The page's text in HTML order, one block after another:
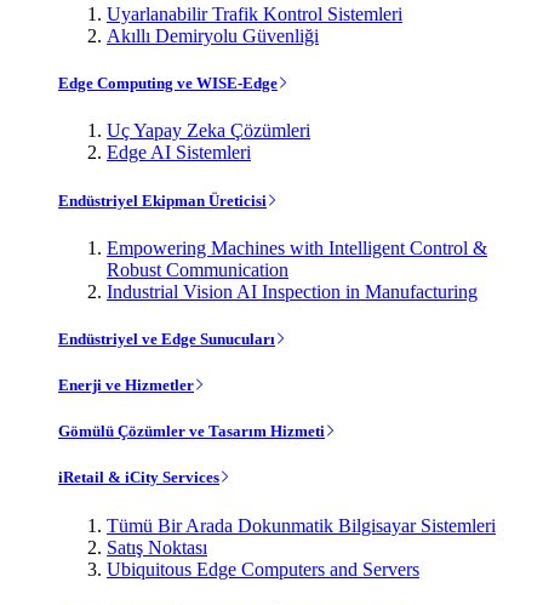
Uyarlanabilir Trafik Kontrol Sistemleri
Akıllı Demiryolu Güvenliği
Edge Computing ve WISE-Edge
Uç Yapay Zeka Çözümleri
Edge AI Sistemleri
Endüstriyel Ekipman Üreticisi
Empowering Machines with Intelligent Control &
Robust Communication
Industrial Vision AI Inspection in Manufacturing
Endüstriyel ve Edge Sunucuları
Enerji ve Hizmetler
Gömülü Çözümler ve Tasarım Hizmeti
iRetail & iCity Services
Tümü Bir Arada Dokunmatik Bilgisayar Sistemleri
Satış Noktası
Ubiquitous Edge Computers and Servers